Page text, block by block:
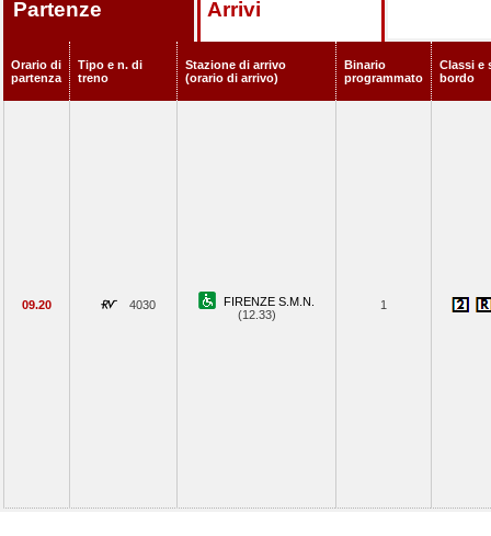
Partenze Arrivi
Orario di
partenza
Tipo e n. di
treno
Stazione di arrivo
(orario di arrivo)
Binario
programmato
Classi e
bordo
09.20 4030
FIRENZE S.M.N.
(12.33)
1